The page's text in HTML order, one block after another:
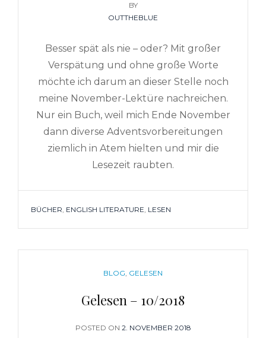
ONBY
OUTTHEBLUE
Besser spät als nie – oder? Mit großer
Verspätung und ohne große Worte
möchte ich darum an dieser Stelle noch
meine November-Lektüre nachreichen.
Nur ein Buch, weil mich Ende November
dann diverse Adventsvorbereitungen
ziemlich in Atem hielten und mir die
Lesezeit raubten.
TAGS
BÜCHER, ENGLISH LITERATURE, LESEN
CATEGORIES
BLOG, GELESEN
Gelesen – 10/2018
POSTED ON POSTED
2. NOVEMBER 2018